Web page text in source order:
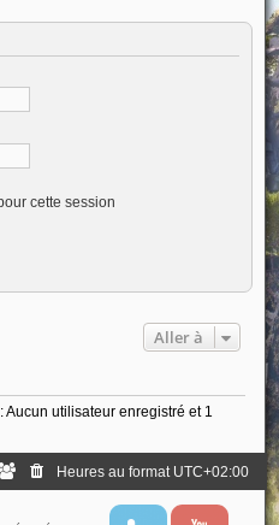
cette session
Aller à
Aucun utilisateur enregistré et 1
Heures au format UTC+02:00